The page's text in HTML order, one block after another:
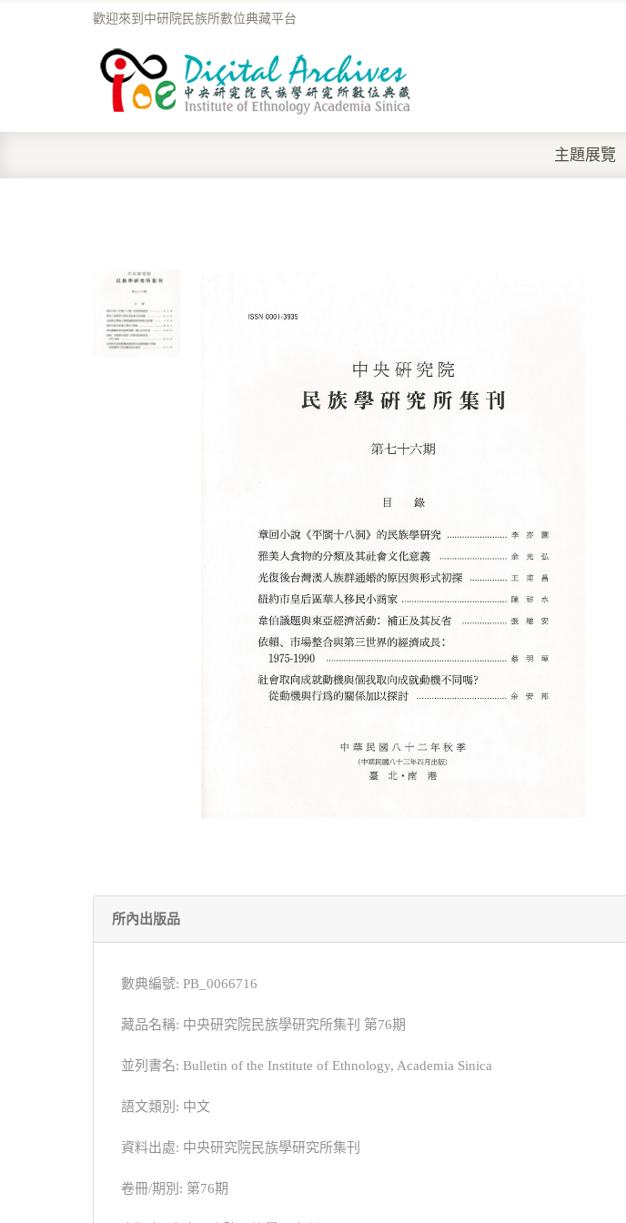
歡迎來到中研院民族所數位典藏平台
主題展覽
所內出版品
數典編號: PB_0066716
藏品名稱: 中央研究院民族學研究所集刊 第76期
並列書名: Bulletin of the Institute of Ethnology, Academia Sinica
語文類別: 中文
資料出處: 中央研究院民族學研究所集刊
卷冊/期別: 第76期